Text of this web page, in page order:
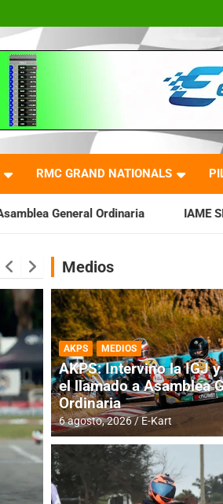
RMC GRAND NATIONALS
IAME SERIES ARGENTINA:
DESTACADA INFORME CENTRAL
Medios
AKPS MEDIOS
AKPS: Intervino la IGJ
el llamado a Asamblea
Ordinaria
6 agosto, 2026 E-Kart